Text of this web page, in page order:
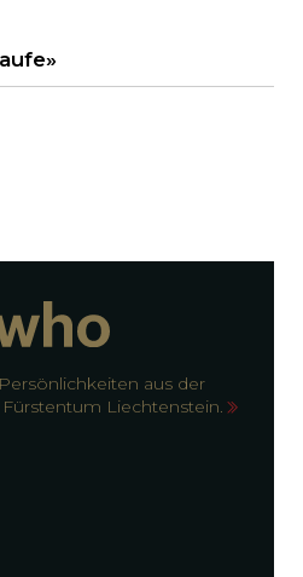
aus der
Liechtenstein.